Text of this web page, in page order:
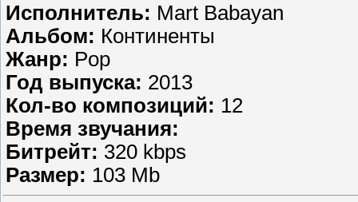
Исполнитель: Mart Babayan
Альбом: Континенты
Жанр: Pop
Год выпуска: 2013
Кол-во композиций: 12
Время звучания:
Битрейт: 320 kbps
Размер: 103 Mb